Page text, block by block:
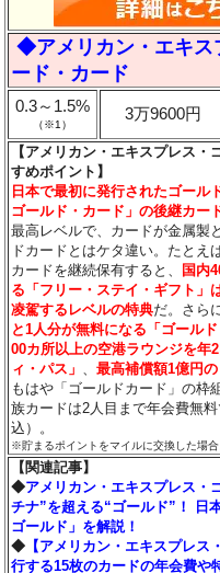
◆アメリカン・エキス
ード・カード
0.3～1.5%
（※1）
3万9600円
【アメリカン・エキスプレス
すめポイント】
日本で最初に発行されたゴール
ゴールド・カード」の後継カー
最高レベルで、カードが金属製
ドカードとはケタ違い。たとえ
カードを継続保有すると、 国内
る「フリー・ステイ・ギフト」
凌駕するレベルの特典だ。さら
と1人分が無料になる「ゴール
00カ所以上の空港ラウンジを年
ィ・パス」
、最高補償額1億円
もはや「ゴールドカード」の枠
族カードは2人目まで年会費無
込）。
※貯まるポイントをマイルに交換した場合
【関連記事】
◆アメリカン・エキスプレス・
チナ”を超える“ゴールド”！ 日
ゴールド」を解説！
◆ 【アメリカン・エキスプレ
行する15枚のカードの年会費や